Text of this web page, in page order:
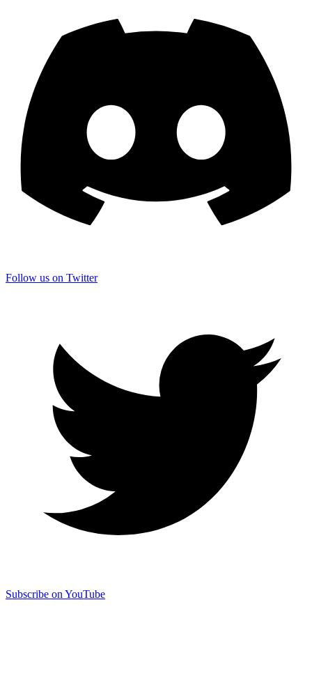
Follow us on Twitter
Subscribe on YouTube